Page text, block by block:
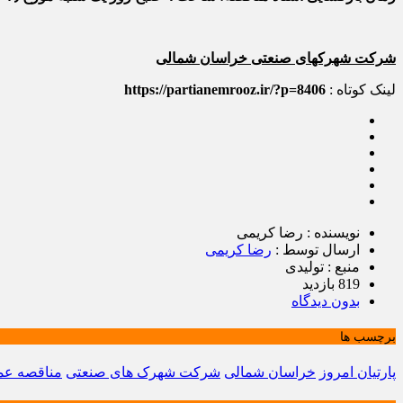
شرکت شهرکهای صنعتی خراسان شمالی
لینک کوتاه : https://partianemrooz.ir/?p=8406
نویسنده : رضا کریمی
ارسال توسط : رضا کریمی
منبع : تولیدی
819 بازدید
بدون دیدگاه
برچسب ها
پارتیان امروز خراسان شمالی شرکت شهرک های صنعتی مناقصه